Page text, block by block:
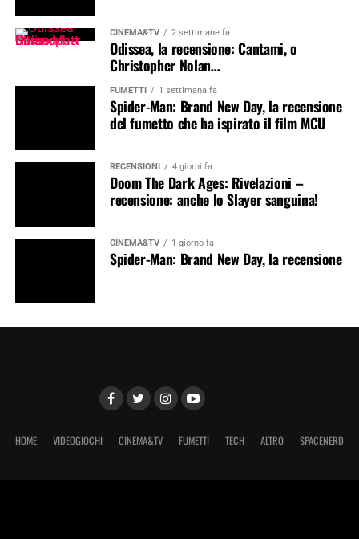
CINEMA&TV 2 settimane fa
Odissea, la recensione: Cantami, o
Christopher Nolan…
FUMETTI 1 settimana fa
Spider-Man: Brand New Day, la recensione
del fumetto che ha ispirato il film MCU
RECENSIONI 4 giorni fa
Doom The Dark Ages: Rivelazioni –
recensione: anche lo Slayer sanguina!
CINEMA&TV 1 giorno fa
Spider-Man: Brand New Day, la recensione
HOME VIDEOGIOCHI CINEMA&TV FUMETTI TECH ALTRO SPACENERD